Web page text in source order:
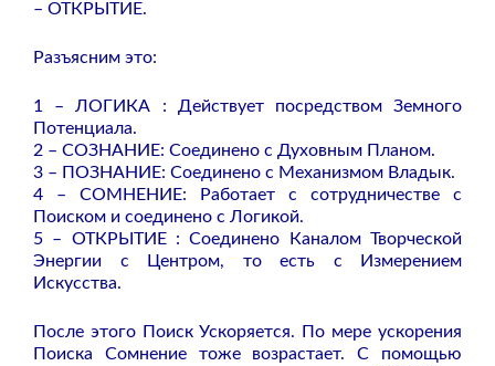
– ОТКРЫТИЕ.
Разъясним это:
1 – ЛОГИКА : Действует посредством Земного
Потенциала.
2 – СОЗНАНИЕ: Соединено с Духовным Планом.
3 – ПОЗНАНИЕ: Соединено с Механизмом Владык.
4 – СОМНЕНИЕ: Работает с сотрудничестве с
Поиском и соединено с Логикой.
5 – ОТКРЫТИЕ : Соединено Каналом Творческой
Энергии с Центром, то есть с Измерением
Искусства.
После этого Поиск Ускоряется. По мере ускорения
Поиска Сомнение тоже возрастает. С помощью